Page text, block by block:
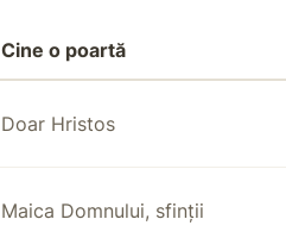
Cine o poartă
Doar Hristos
Maica Domnului, sfinții